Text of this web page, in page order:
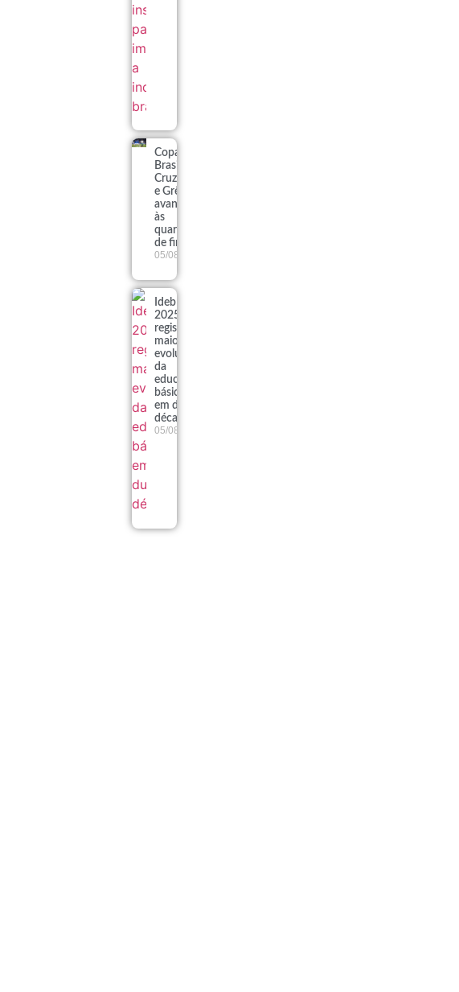
Copa do
Brasil:
Cruzeiro
e Grêmio
avançam
às
quartas
de final
05/08
Ideb
2025
registra
maior
evolução
da
educação
básica
em duas
décadas
05/08